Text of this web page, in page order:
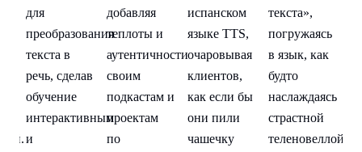
для
преобразования
текста в
речь, сделав
обучение
интерактивным
и
добавляя
теплоты и
аутентичности
своим
подкастам и
проектам
по
испанском
языке TTS,
очаровывая
клиентов,
как если бы
они пили
чашечку
текста»,
погружаясь
в язык, как
будто
наслаждаясь
страстной
теленовеллой.